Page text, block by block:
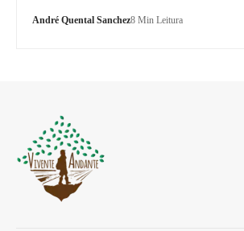
André Quental Sanchez8 Min Leitura